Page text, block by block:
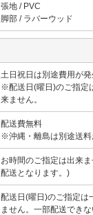
張地 / PVC
脚部 / ラバーウッド
土日祝日は別途費用が発
※配送日(曜日)のご指定
来ません。
配送費無料
※沖縄・離島は別途送料
お時間のご指定は出来
配送となります。)
配送日(曜日)のご指定は
ません。一部配送でき